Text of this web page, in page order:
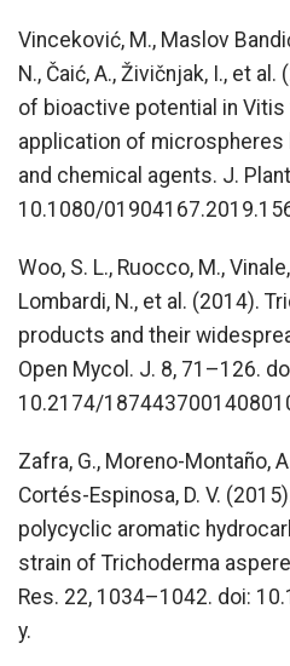
Vinceković, M., Maslov
N., Čaić, A., Živičnjak, I., et
of bioactive potential in
application of microspheres
and chemical agents. J.
10.1080/
Woo, S. L., Ruocco, M.,
Lombardi, N., et al. (2014).
products and their
Open Mycol. J. 8, 71–126.
10.2174/
Zafra, G., Moreno-Montaño,
Cortés-Espinosa, D. V.
polycyclic aromatic
strain of Trichoderma
Res. 22, 1034–1042. doi:
y.